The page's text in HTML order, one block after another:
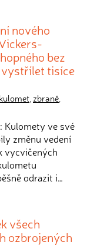
nového
bez
tisíce
kulomet, zbraně,
: Kulomety ve své
změnu vedení
vycvičených
odrazit i…
všech
ozbrojených